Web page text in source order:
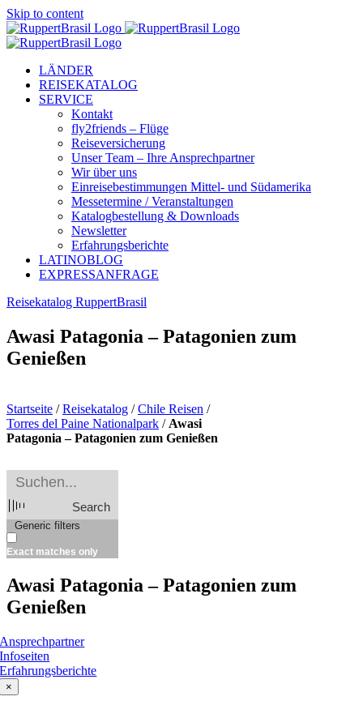
Skip to content
LÄNDER
REISEKATALOG
SERVICE
Kontakt
fly2friends – Flüge
Reiseversicherung
Unser Team – Ihre Ansprechpartner
Wir über uns
Einreisebestimmungen Mittel- und Südamerika
Messetermine / Veranstaltungen
Katalogbestellung & Downloads
Newsletter
Erfahrungsberichte
LATINOBLOG
EXPRESSANFRAGE
Reisekatalog RuppertBrasil
Awasi Patagonia – Patagonien zum
Genießen
Startseite /Reisekatalog /Chile Reisen /
Torres del Paine Nationalpark / Awasi
Patagonia – Patagonien zum Genießen
Search
Generic filters
Exact matches only
Awasi Patagonia – Patagonien zum
Genießen
Ansprechpartner
Infoseiten
Erfahrungsberichte
×